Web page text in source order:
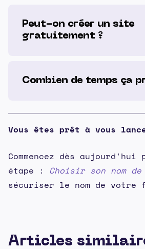
Peut-on créer un site
gratuitement ?
Combien de temps ça
Vous êtes prêt à vous
Commencez dès
étape : Choisir son nom de
sécuriser le nom de votre
Articles